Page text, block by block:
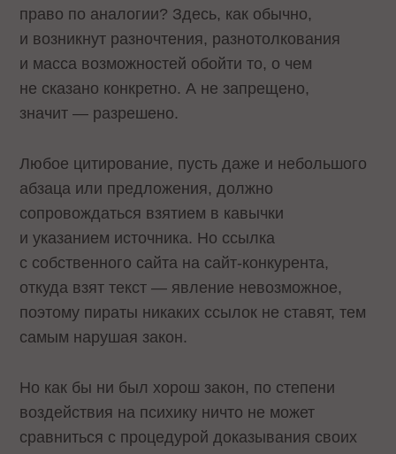
право по аналогии? Здесь, как обычно,
и возникнут разночтения, разнотолкования
и масса возможностей обойти то, о чем
не сказано конкретно. А не запрещено,
значит — разрешено.
Любое цитирование, пусть даже и небольшого
абзаца или предложения, должно
сопровождаться взятием в кавычки
и указанием источника. Но ссылка
с собственного сайта на сайт-конкурента,
откуда взят текст — явление невозможное,
поэтому пираты никаких ссылок не ставят, тем
самым нарушая закон.
Но как бы ни был хорош закон, по степени
воздействия на психику ничто не может
сравниться с процедурой доказывания своих